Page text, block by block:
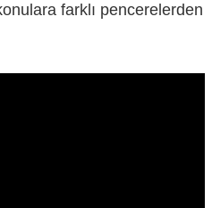
farklı pencerelerden